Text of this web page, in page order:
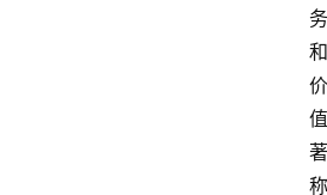
务
和
价
值
著
称